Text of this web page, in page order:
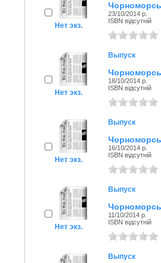
Нет экз.
23/10/2014 р.
ISBN відсутній
Нет экз.
Выпуск
18/10/2014 р.
ISBN відсутній
Нет экз.
Выпуск
16/10/2014 р.
ISBN відсутній
Нет экз.
Выпуск
11/10/2014 р.
ISBN відсутній
Выпуск